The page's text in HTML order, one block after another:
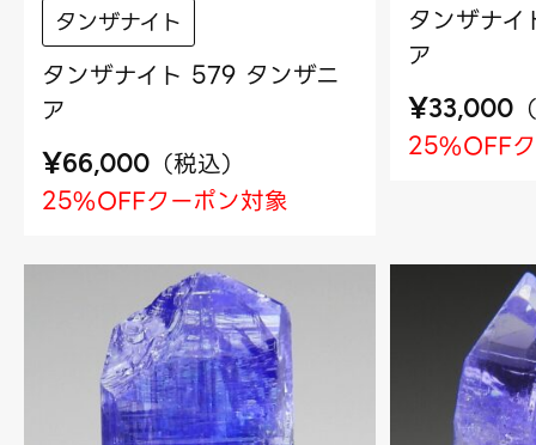
タンザナイト
タンザナイト 579 タンザニ
ア
¥66,000 （税込）
25%OFFクーポン対象
タンザナ
ア
¥33,000 （
25%OFF